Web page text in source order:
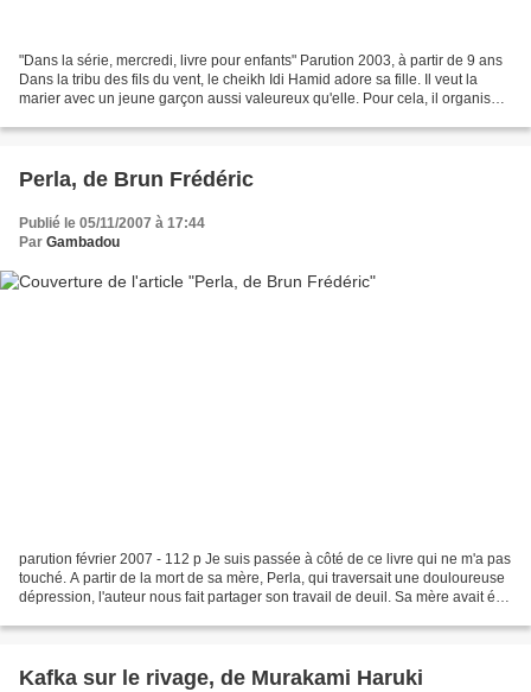
"Dans la série, mercredi, livre pour enfants" Parution 2003, à partir de 9 ans
Dans la tribu des fils du vent, le cheikh Idi Hamid adore sa fille. Il veut la
marier avec un jeune garçon aussi valeureux qu'elle. Pour cela, il organise
Perla, de Brun Frédéric
Publié le 05/11/2007 à 17:44
Par Gambadou
parution février 2007 - 112 p Je suis passée à côté de ce livre qui ne m'a pas
touché. A partir de la mort de sa mère, Perla, qui traversait une douloureuse
dépression, l'auteur nous fait partager son travail de deuil. Sa mère avait été
Kafka sur le rivage, de Murakami Haruki